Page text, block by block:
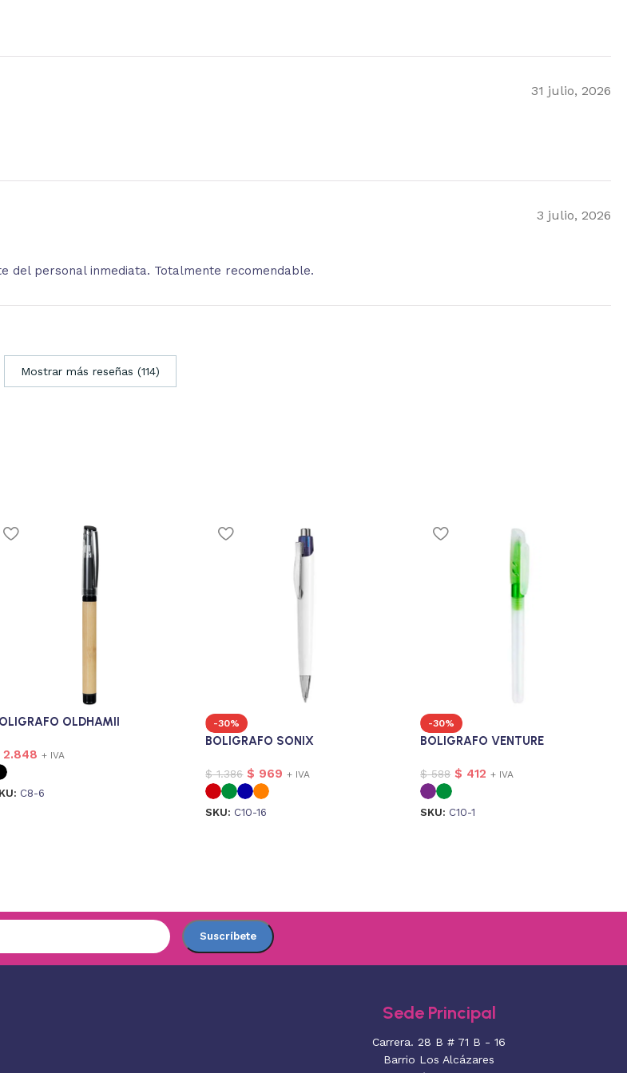
31 julio, 2026
3 julio, 2026
del personal inmediata. Totalmente recomendable.
Mostrar más reseñas (114)
OLDHAMII
2.848 + IVA
C8-6
-30%
BOLIGRAFO SONIX
$1.386 $ 969 + IVA
SKU: C10-16
-30%
BOLIGRAFO VENTURE
$588 $ 412 + IVA
SKU: C10-1
Sede Principal
Carrera. 28 B # 71 B - 16
Barrio Los Alcázares